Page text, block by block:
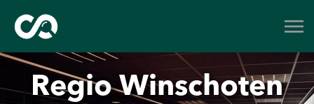
Regio Winschoten